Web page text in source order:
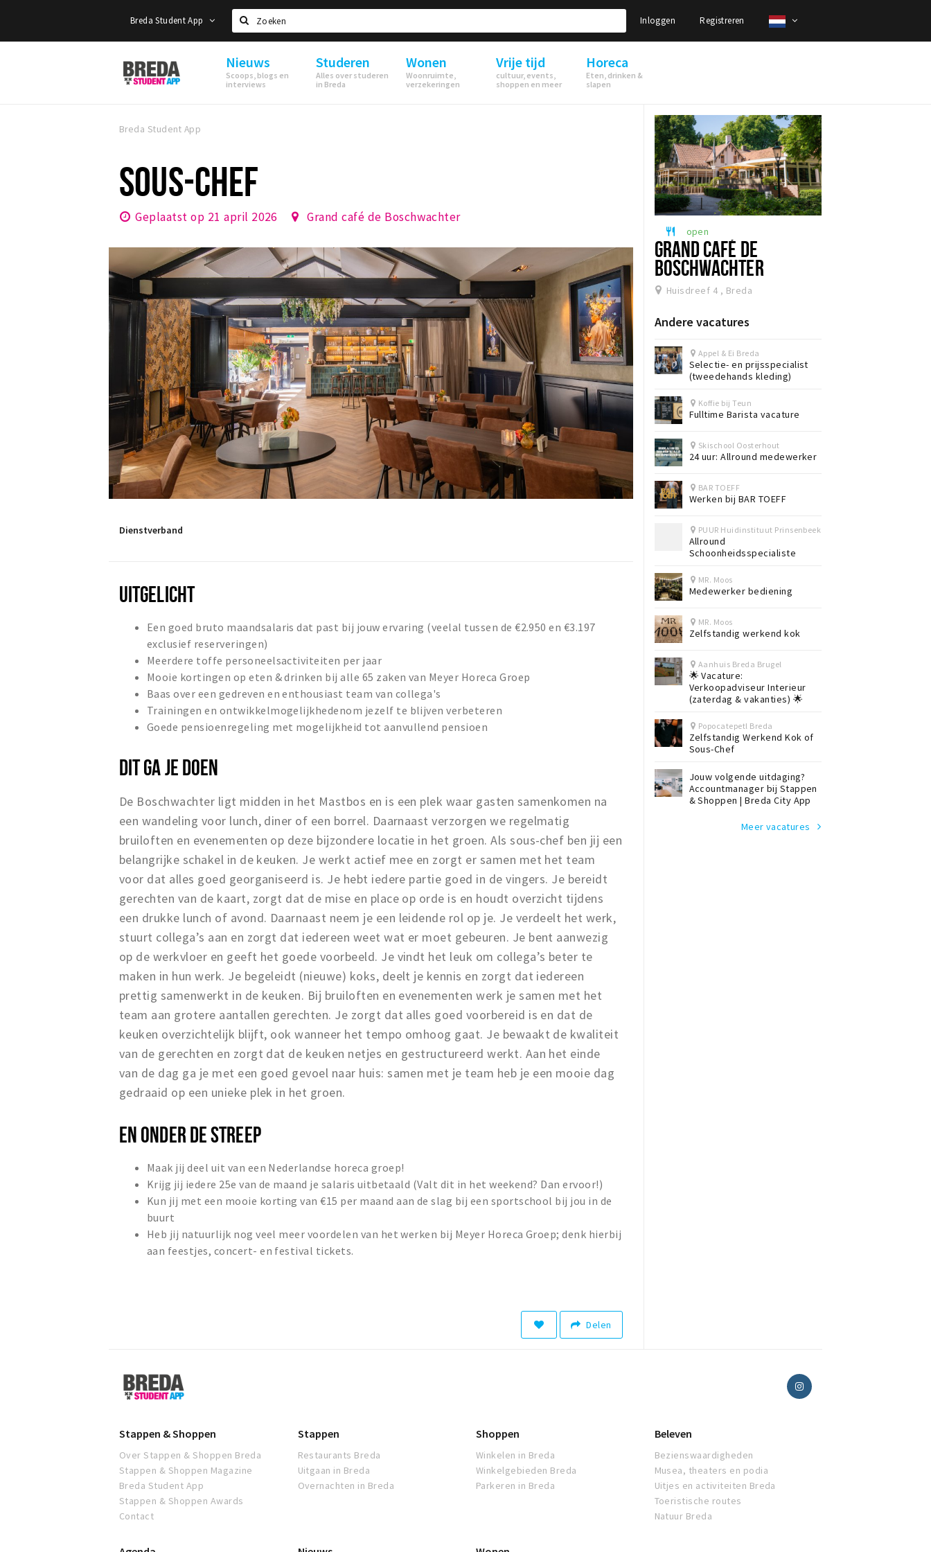
Breda Student App
Zoeken
Inloggen Registreren
Breda
Student
Nieuws
Scoops, blogs en
interviews
Studeren
Alles over studeren
in Breda
Wonen
Woonruimte,
verzekeringen
Vrije tijd
cultuur, events,
shoppen en meer
Horeca
Eten, drinken &
slapen
Breda Student App
SOUS-CHEF
Geplaatst op 21 april 2026 Grand café de Boschwachter
Dienstverband
UITGELICHT
Een goed bruto maandsalaris dat past bij jouw ervaring (veelal tussen de €2.950 en €3.197
exclusief reserveringen)
Meerdere toffe personeelsactiviteiten per jaar
Mooie kortingen op eten & drinken bij alle 65 zaken van Meyer Horeca Groep
Baas over een gedreven en enthousiast team van collega's
Trainingen en ontwikkelmogelijkhedenom jezelf te blijven verbeteren
Goede pensioenregeling met mogelijkheid tot aanvullend pensioen
DIT GA JE DOEN
De Boschwachter ligt midden in het Mastbos en is een plek waar gasten samenkomen na
een wandeling voor lunch, diner of een borrel. Daarnaast verzorgen we regelmatig
bruiloften en evenementen op deze bijzondere locatie in het groen. Als sous-chef ben jij een
belangrijke schakel in de keuken. Je werkt actief mee en zorgt er samen met het team
voor dat alles goed georganiseerd is. Je hebt iedere partie goed in de vingers. Je bereidt
gerechten van de kaart, zorgt dat de mise en place op orde is en houdt overzicht tijdens
een drukke lunch of avond. Daarnaast neem je een leidende rol op je. Je verdeelt het werk,
stuurt collega’s aan en zorgt dat iedereen weet wat er moet gebeuren. Je bent aanwezig
op de werkvloer en geeft het goede voorbeeld. Je vindt het leuk om collega’s beter te
maken in hun werk. Je begeleidt (nieuwe) koks, deelt je kennis en zorgt dat iedereen
prettig samenwerkt in de keuken. Bij bruiloften en evenementen werk je samen met het
team aan grotere aantallen gerechten. Je zorgt dat alles goed voorbereid is en dat de
keuken overzichtelijk blijft, ook wanneer het tempo omhoog gaat. Je bewaakt de kwaliteit
van de gerechten en zorgt dat de keuken netjes en gestructureerd werkt. Aan het einde
van de dag ga je met een goed gevoel naar huis: samen met je team heb je een mooie dag
gedraaid op een unieke plek in het groen.
EN ONDER DE STREEP
Maak jij deel uit van een Nederlandse horeca groep!
Krijg jij iedere 25e van de maand je salaris uitbetaald (Valt dit in het weekend? Dan ervoor!)
Kun jij met een mooie korting van €15 per maand aan de slag bij een sportschool bij jou in de
buurt
Heb jij natuurlijk nog veel meer voordelen van het werken bij Meyer Horeca Groep; denk hierbij
aan feestjes, concert- en festival tickets.
Delen
restaurant open
GRAND CAFÉ DE
BOSCHWACHTER
Huisdreef 4 , Breda
Andere vacatures
Appel & Ei Breda
Selectie- en prijsspecialist
(tweedehands kleding)
Koffie bij Teun
Fulltime Barista vacature
Skischool Oosterhout
24 uur: Allround medewerker
BAR TOEFF
Werken bij BAR TOEFF
PUUR Huidinstituut Prinsenbeek
Allround
Schoonheidsspecialiste
MR. Moos
Medewerker bediening
MR. Moos
Zelfstandig werkend kok
Aanhuis Breda Brugel
🌟 Vacature:
Verkoopadviseur Interieur
(zaterdag & vakanties) 🌟
Popocatepetl Breda
Zelfstandig Werkend Kok of
Sous-Chef
Jouw volgende uitdaging?
Accountmanager bij Stappen
& Shoppen | Breda City App
Meer vacatures
Breda
Student
App
Stappen & Shoppen
Over Stappen & Shoppen Breda
Stappen & Shoppen Magazine
Breda Student App
Stappen & Shoppen Awards
Contact
Stappen
Restaurants Breda
Uitgaan in Breda
Overnachten in Breda
Shoppen
Winkelen in Breda
Winkelgebieden Breda
Parkeren in Breda
Beleven
Bezienswaardigheden
Musea, theaters en podia
Uitjes en activiteiten Breda
Toeristische routes
Natuur Breda